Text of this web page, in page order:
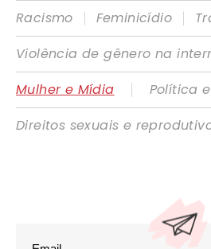
Racismo
| Feminicídio |
Violência de gênero na
Mulher e Mídia
|
Política
Direitos sexuais e